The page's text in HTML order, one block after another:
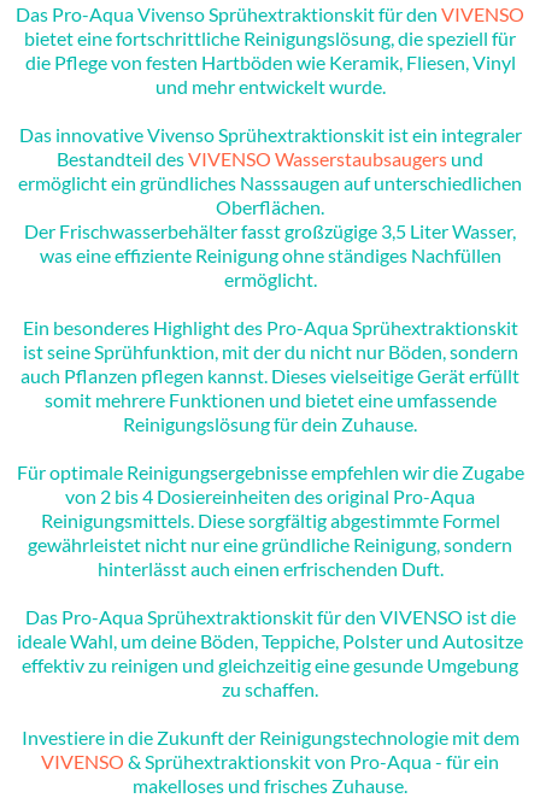
Das Pro-Aqua Vivenso Sprühextraktionskit für den VIVENSO
bietet eine fortschrittliche Reinigungslösung, die speziell für
die Pflege von festen Hartböden wie Keramik, Fliesen, Vinyl
und mehr entwickelt wurde.
Das innovative Vivenso Sprühextraktionskit ist ein integraler
Bestandteil desVIVENSO Wasserstaubsaugers und
ermöglicht ein gründliches Nasssaugen auf unterschiedlichen
Oberflächen.
Der Frischwasserbehälter fasst großzügige 3,5 Liter Wasser,
was eine effiziente Reinigung ohne ständiges Nachfüllen
ermöglicht.
Ein besonderes Highlight des Pro-Aqua Sprühextraktionskit
ist seine Sprühfunktion, mit der du nicht nur Böden, sondern
auch Pflanzen pflegen kannst. Dieses vielseitige Gerät erfüllt
somit mehrere Funktionen und bietet eine umfassende
Reinigungslösung für dein Zuhause.
Für optimale Reinigungsergebnisse empfehlen wir die Zugabe
von 2 bis 4 Dosiereinheiten des original Pro-Aqua
Reinigungsmittels. Diese sorgfältig abgestimmte Formel
gewährleistet nicht nur eine gründliche Reinigung, sondern
hinterlässt auch einen erfrischenden Duft.
Das Pro-Aqua Sprühextraktionskit für den VIVENSO ist die
ideale Wahl, um deine Böden, Teppiche, Polster und Autositze
effektiv zu reinigen und gleichzeitig eine gesunde Umgebung
zu schaffen.
Investiere in die Zukunft der Reinigungstechnologie mit dem
VIVENSO & Sprühextraktionskit von Pro-Aqua - für ein
makelloses und frisches Zuhause.